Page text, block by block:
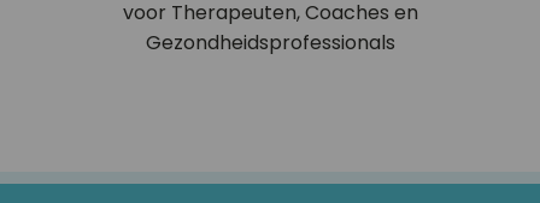
voor Therapeuten, Coaches en
Gezondheidsprofessionals